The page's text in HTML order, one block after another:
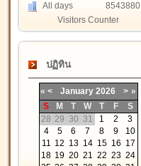
All days
8543880
Visitors Counter
ปฏิทิน
« < January 2026 > »
S
M T W T F
S
28 29 30 31 1 2
3
4
5 6 7 8 9
10
11 12 13 14 15 16 17
18 19 20 21 22 23 24